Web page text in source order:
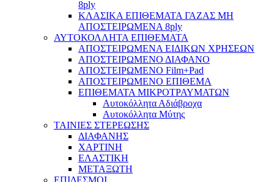
8ply
ΚΛΑΣΙΚΑ ΕΠΙΘΕΜΑΤΑ ΓΑΖΑΣ ΜΗ
ΑΠΟΣΤΕΙΡΩΜΕΝΑ 8ply
ΑΥΤΟΚΟΛΛΗΤΑ ΕΠΙΘΕΜΑΤΑ
ΑΠΟΣΤΕΙΡΩΜΕΝΑ ΕΙΔΙΚΩΝ ΧΡΗΣΕΩΝ
ΑΠΟΣΤΕΙΡΩΜΕΝΟ ΔΙΑΦΑΝΟ
ΑΠΟΣΤΕΙΡΩΜΕΝΟ Film+Pad
ΑΠΟΣΤΕΙΡΩΜΕΝΟ ΕΠΙΘΕΜΑ
ΕΠΙΘΕΜΑΤΑ ΜΙΚΡΟΤΡΑΥΜΑΤΩΝ
Αυτοκόλλητα Αδιάβροχα
Αυτοκόλλητα Μύτης
ΤΑΙΝΙΕΣ ΣΤΕΡΕΩΣΗΣ
ΔΙΑΦΑΝΗΣ
ΧΑΡΤΙΝΗ
ΕΛΑΣΤΙΚΗ
ΜΕΤΑΞΩΤΗ
ΕΠΙΔΕΣΜΟΙ